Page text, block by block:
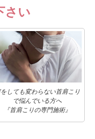
さい
しても変わらない首肩こり
で悩んでいる方へ
『首肩こりの専門施術』